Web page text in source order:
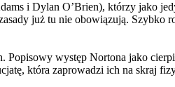
i Dylan O’Brien), którzy jako
już tu nie obowiązują. Szybko
występ Nortona jako
która zaprowadzi ich na skraj